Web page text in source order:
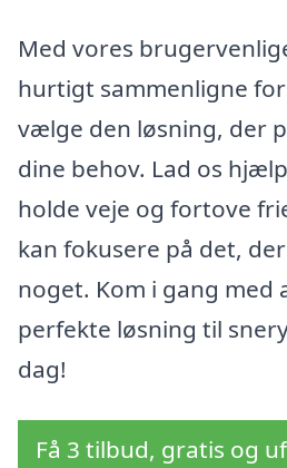
Med vores
hurtigt sammenligne
vælge den løsning, der
dine behov. Lad os
holde veje og fortove
kan fokusere på det,
noget. Kom i gang med
perfekte løsning til
dag!
Få 3 tilbud, gratis og